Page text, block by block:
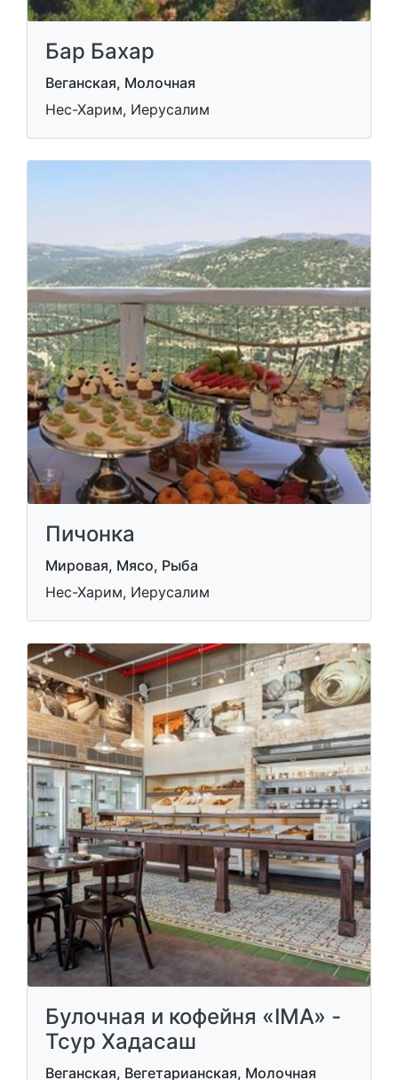
Бар Бахар
Веганская, Молочная
Нес-Харим, Иерусалим
Пичонка
Мировая, Мясо, Рыба
Нес-Харим, Иерусалим
Булочная и кофейня «IMA» -
Тсур Хадасаш
Веганская, Вегетарианская, Молочная